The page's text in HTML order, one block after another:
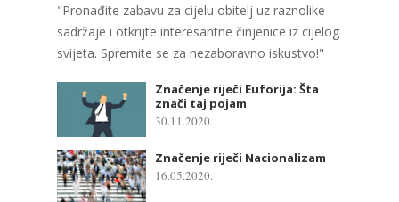
"Pronađite zabavu za cijelu obitelj uz raznolike
sadržaje i otkrijte interesantne činjenice iz cijelog
svijeta. Spremite se za nezaboravno iskustvo!"
Značenje riječi Euforija: Šta
znači taj pojam
30.11.2020.
Značenje riječi Nacionalizam
16.05.2020.